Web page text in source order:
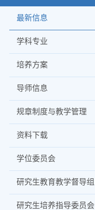
最新信息
学科专业
培养方案
导师信息
规章制度与教学管理
资料下载
学位委员会
研究生教育教学督导组
研究生培养指导委员会